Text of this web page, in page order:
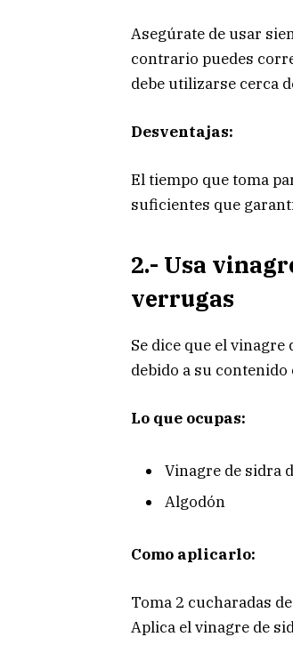
Asegúrate de usar
contrario puedes
debe utilizarse cerca
Desventajas:
El tiempo que toma
suficientes que
2.- Usa
verrugas
Se dice que el
debido a su
Lo que ocupas:
Vinagre de sidra
Algodón
Como aplicarlo:
Toma 2 cucharadas
Aplica el vinagre de